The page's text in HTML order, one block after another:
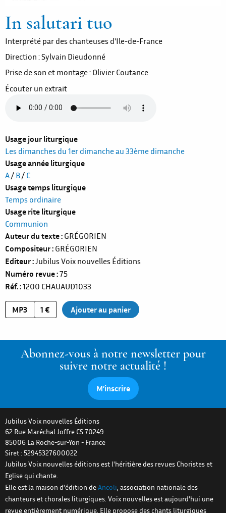
In salutari tuo
Interprété par des chanteuses d'Ile-de-France
Direction : Sylvain Dieudonné
Prise de son et montage : Olivier Coutance
Écouter un extrait
Usage jour liturgique
Les dimanches du 1er dimanche au 33ème dimanche
Usage année liturgique
A/ B/ C
Usage temps liturgique
Temps ordinaire
Usage rite liturgique
Communion
Auteur du texte GRÉGORIEN
Compositeur GRÉGORIEN
Editeur Jubilus Voix nouvelles Éditions
Numéro revue 75
Réf. 1200 CHAUAUD1033
MP3 1 €
Abonnez-vous à notre newsletter pour
suivre notre actualité !
M’inscrire
Jubilus Voix nouvelles Éditions
62 Rue Maréchal Joffre CS 70249
85006 La Roche-sur-Yon - France
Siret : 52945327600022
Jubilus Voix nouvelles éditions est l'héritière des revues Choristes et
Eglise qui chante.
Elle est la maison d'édition deAncoli, association nationale des
chanteurs et chorales liturgiques. Voix nouvelles est aujourd'hui une
revue entièrement numérique. Elle propose des chants liturgiques